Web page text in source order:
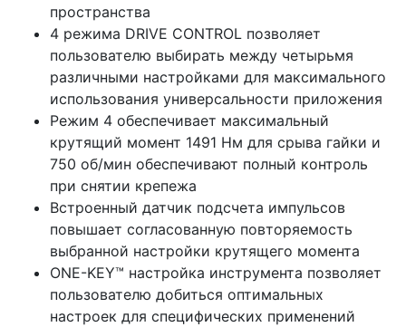
пространства
4 режима DRIVE CONTROL позволяет
пользователю выбирать между четырьмя
различными настройками для максимального
использования универсальности приложения
Режим 4 обеспечивает максимальный
крутящий момент 1491 Нм для срыва гайки и
750 об/мин обеспечивают полный контроль
при снятии крепежа
Встроенный датчик подсчета импульсов
повышает согласованную повторяемость
выбранной настройки крутящего момента
ONE-KEY™ настройка инструмента позволяет
пользователю добиться оптимальных
настроек для специфических применений